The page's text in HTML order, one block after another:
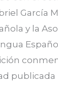
García
y la
publicada